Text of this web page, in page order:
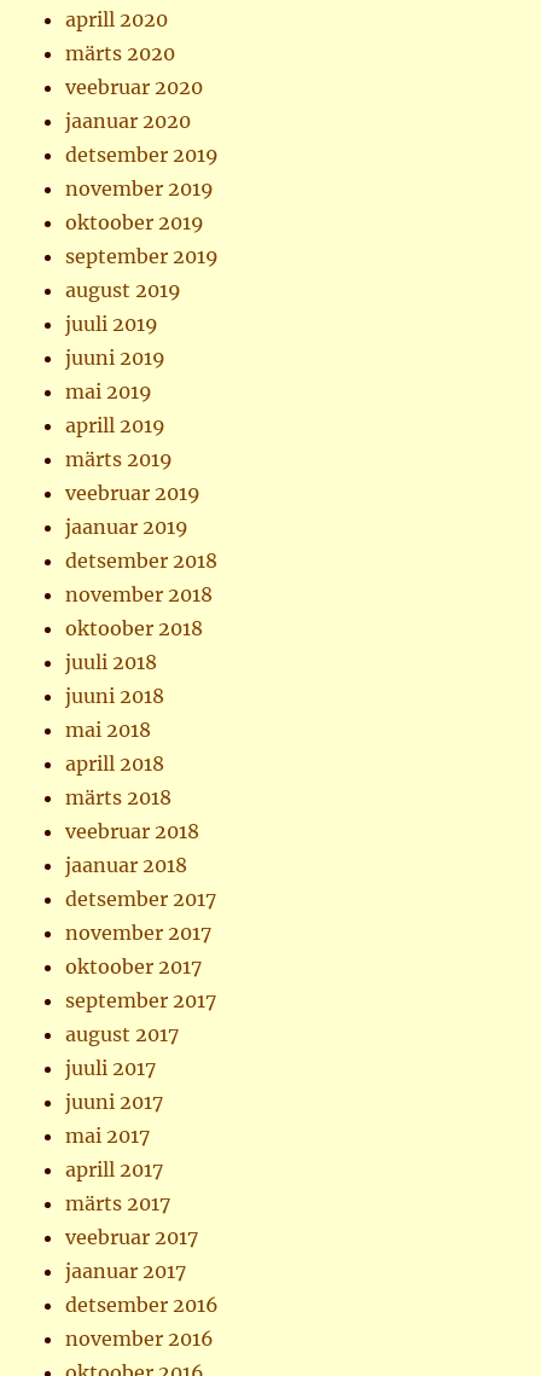
aprill 2020
märts 2020
veebruar 2020
jaanuar 2020
detsember 2019
november 2019
oktoober 2019
september 2019
august 2019
juuli 2019
juuni 2019
mai 2019
aprill 2019
märts 2019
veebruar 2019
jaanuar 2019
detsember 2018
november 2018
oktoober 2018
juuli 2018
juuni 2018
mai 2018
aprill 2018
märts 2018
veebruar 2018
jaanuar 2018
detsember 2017
november 2017
oktoober 2017
september 2017
august 2017
juuli 2017
juuni 2017
mai 2017
aprill 2017
märts 2017
veebruar 2017
jaanuar 2017
detsember 2016
november 2016